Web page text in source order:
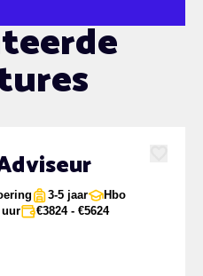
3-5 jaar
Hbo
uur €3824 - €5624